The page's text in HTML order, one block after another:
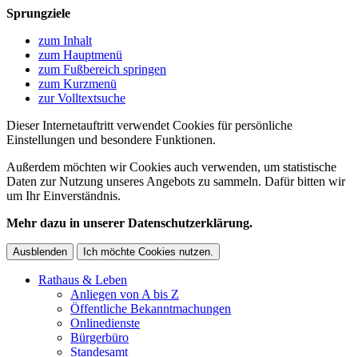
Sprungziele
zum Inhalt
zum Hauptmenü
zum Fußbereich springen
zum Kurzmenü
zur Volltextsuche
Dieser Internetauftritt verwendet Cookies für persönliche
Einstellungen und besondere Funktionen.
Außerdem möchten wir Cookies auch verwenden, um statistische
Daten zur Nutzung unseres Angebots zu sammeln. Dafür bitten wir
um Ihr Einverständnis.
Mehr dazu in unserer Datenschutzerklärung.
Ausblenden Ich möchte Cookies nutzen.
Rathaus & Leben
Anliegen von A bis Z
Öffentliche Bekanntmachungen
Onlinedienste
Bürgerbüro
Standesamt